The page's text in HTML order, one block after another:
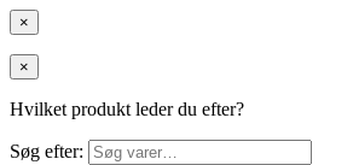
×
×
Hvilket produkt leder du efter?
Søg efter: